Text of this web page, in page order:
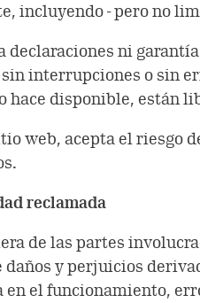
incluyendo - pero no
declaraciones ni
interrupciones o sin
hace disponible, están
web, acepta el riesgo
reclamada
de las partes
y perjuicios
el funcionamiento,